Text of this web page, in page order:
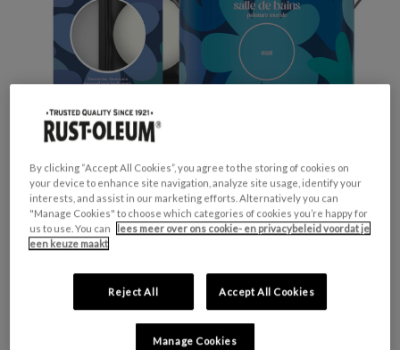
GESCHIKT VOOR: Muren en Plafonds
KLEURGROEP:
KLEURCOLLECTIE: Neutrale tinten
By clicking “Accept All Cookies”, you agree to the storing of cookies on
your device to enhance site navigation, analyze site usage, identify your
interests, and assist in our marketing efforts. Alternatively you can
"Manage Cookies" to choose which categories of cookies you’re happy for
us to use. You can
lees meer over ons cookie- en privacybeleid voordat je
een keuze maakt
Reject All Accept All Cookies
Manage Cookies